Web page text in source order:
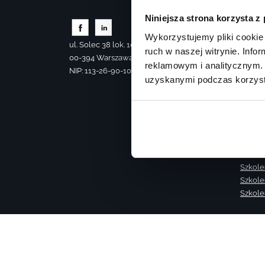
Niniejsza strona korzysta z
Wykorzystujemy pliki
ruch w naszej witrynie.
reklamowym i
uzyskanymi podczas
ul. Solec 38 lok. 105
00-394 Warszawa
NIP: 113-26-90-108